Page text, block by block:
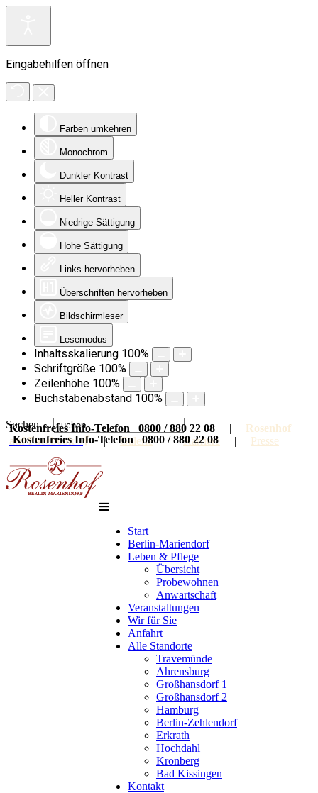
Eingabehilfen öffnen
Farben umkehren
Monochrom
Dunkler Kontrast
Heller Kontrast
Niedrige Sättigung
Hohe Sättigung
Links hervorheben
Überschriften hervorheben
Bildschirmleser
Lesemodus
Inhaltsskalierung 100%
Schriftgröße 100%
Zeilenhöhe 100%
Buchstabenabstand 100%
Suchen ...
Kostenfreies Info-Telefon 0800 / 880 22 08 | Rosenhof
auf Facebook
|Galerie|Karriere | Presse
Kostenfreies Info-Telefon 0800 / 880 22 08
Start
Berlin-Mariendorf
Leben & Pflege
Übersicht
Probewohnen
Anwartschaft
Veranstaltungen
Wir für Sie
Anfahrt
Alle Standorte
Travemünde
Ahrensburg
Großhansdorf 1
Großhansdorf 2
Hamburg
Berlin-Zehlendorf
Erkrath
Hochdahl
Kronberg
Bad Kissingen
Kontakt